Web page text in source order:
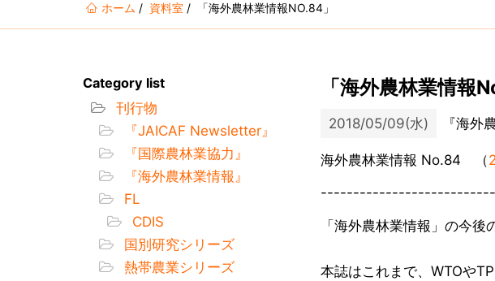
ホーム 資料室 「海外農林業情報NO.84」
Category list
刊行物
『JAICAF Newsletter』
『国際農林業協力』
『海外農林業情報』
FL
CDIS
国別研究シリーズ
熱帯農業シリーズ
「海外農林業情報
2018/05/09(水) 『海外
海外農林業情報 No.84 （
「海外農林業情報」の今後
本誌はこれまで、WTOや